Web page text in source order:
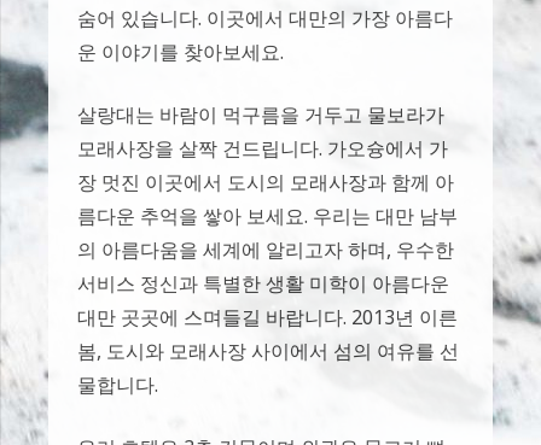
숨어 있습니다. 이곳에서 대만의 가장 아름다
운 이야기를 찾아보세요.
살랑대는 바람이 먹구름을 거두고 물보라가
모래사장을 살짝 건드립니다. 가오슝에서 가
장 멋진 이곳에서 도시의 모래사장과 함께 아
름다운 추억을 쌓아 보세요. 우리는 대만 남부
의 아름다움을 세계에 알리고자 하며, 우수한
서비스 정신과 특별한 생활 미학이 아름다운
대만 곳곳에 스며들길 바랍니다. 2013년 이른
봄, 도시와 모래사장 사이에서 섬의 여유를 선
물합니다.